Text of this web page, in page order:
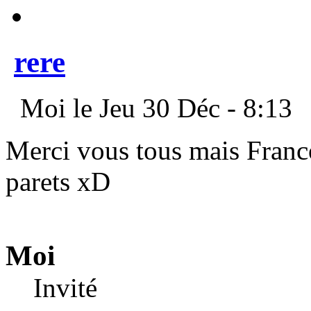
rere
Moi le Jeu 30 Déc - 8:13
Merci vous tous mais
parets xD
Moi
Invité